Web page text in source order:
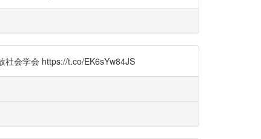
社会学会 https://t.co/EK6sYw84JS